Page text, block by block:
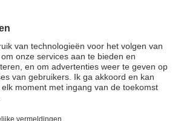
Herroeping